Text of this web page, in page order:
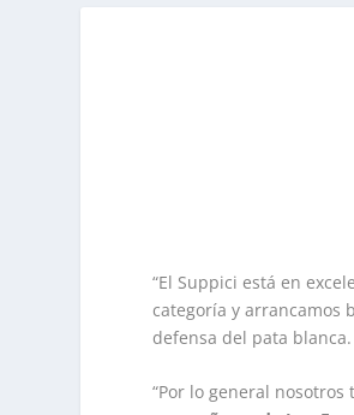
“El Suppici está en
categoría y arrancamos
defensa del pata blanca.
“Por lo general